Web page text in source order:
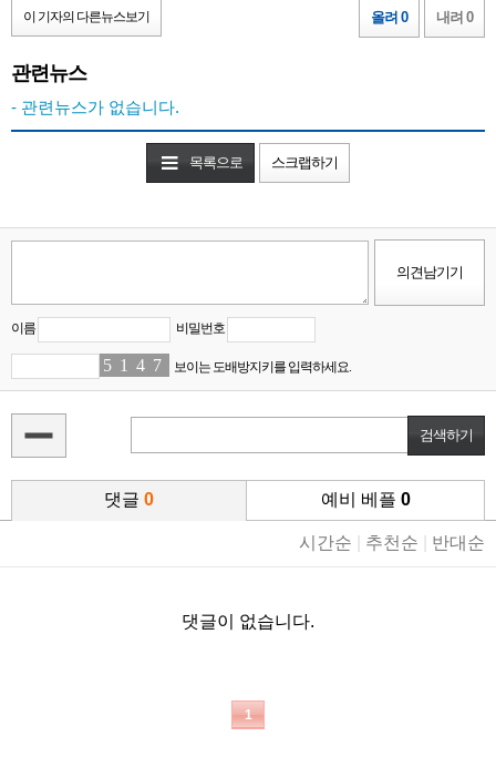
이 기자의 다른뉴스보기 올려 0 내려 0
관련뉴스
- 관련뉴스가 없습니다.
목록으로 스크랩하기
이름 비밀번호
57 1 45 70 보이는 도배방지키를 입력하세요.
댓글 0 예비 베플 0
시간순 추천순 반대순
댓글이 없습니다.
1